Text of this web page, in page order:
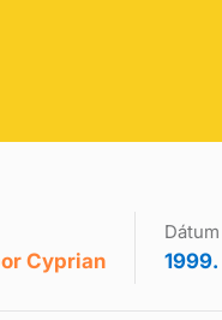
Cyprian
Dátum
1999.